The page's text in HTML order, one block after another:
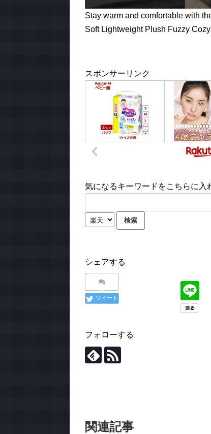
Stay warm and comfortable with
Soft Lightweight Plush Fuzzy
スポンサーリンク
気になるキーワードをこちらに入
シェアする
ツイート
フォローする
関連記事